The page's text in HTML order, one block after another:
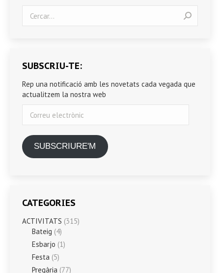
SUBSCRIU-TE:
Rep una notificació amb les novetats cada vegada que
actualitzem la nostra web
electrònic
SUBSCRIURE'M
CATEGORIES
ACTIVITATS (315)
Bateig (4)
Esbarjo (1)
Festa (5)
Pregària (77)